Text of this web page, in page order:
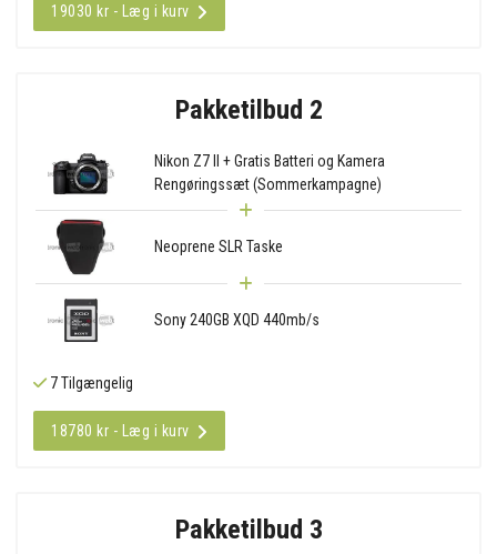
19030 kr - Læg i kurv
Pakketilbud 2
Nikon Z7 II + Gratis Batteri og Kamera
Rengøringssæt (Sommerkampagne)
Neoprene SLR Taske
Sony 240GB XQD 440mb/s
7 Tilgængelig
18780 kr - Læg i kurv
Pakketilbud 3